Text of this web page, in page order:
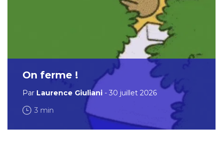
On ferme !
Par Laurence Giuliani - 30 juillet 2026
3 min